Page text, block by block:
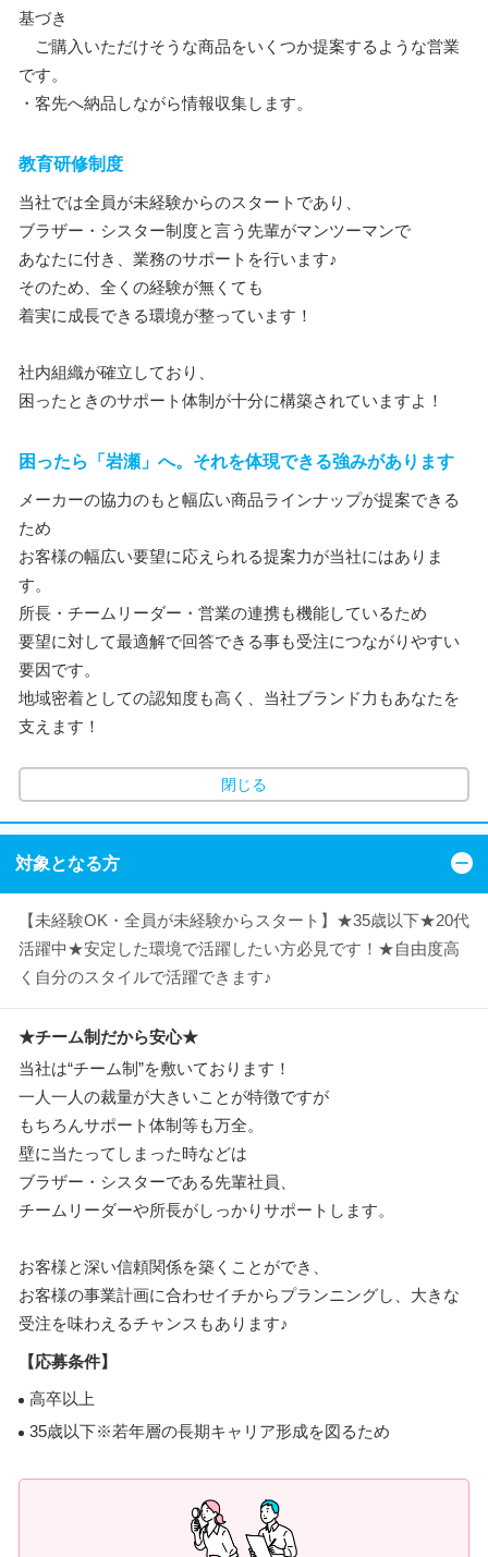
基づき
ご購入いただけそうな商品をいくつか提案するような営業
です。
・客先へ納品しながら情報収集します。
教育研修制度
当社では全員が未経験からのスタートであり、
ブラザー・シスター制度と言う先輩がマンツーマンで
あなたに付き、業務のサポートを行います♪
そのため、全くの経験が無くても
着実に成長できる環境が整っています！
社内組織が確立しており、
困ったときのサポート体制が十分に構築されていますよ！
困ったら「岩瀬」へ。それを体現できる強みがあります
メーカーの協力のもと幅広い商品ラインナップが提案できる
ため
お客様の幅広い要望に応えられる提案力が当社にはありま
す。
所長・チームリーダー・営業の連携も機能しているため
要望に対して最適解で回答できる事も受注につながりやすい
要因です。
地域密着としての認知度も高く、当社ブランド力もあなたを
支えます！
閉じる
対象となる方
【未経験OK・全員が未経験からスタート】★35歳以下★20代
活躍中★安定した環境で活躍したい方必見です！★自由度高
く自分のスタイルで活躍できます♪
★チーム制だから安心★
当社は“チーム制”を敷いております！
一人一人の裁量が大きいことが特徴ですが
もちろんサポート体制等も万全。
壁に当たってしまった時などは
ブラザー・シスターである先輩社員、
チームリーダーや所長がしっかりサポートします。
お客様と深い信頼関係を築くことができ、
お客様の事業計画に合わせイチからプランニングし、大きな
受注を味わえるチャンスもあります♪
【応募条件】
高卒以上
35歳以下※若年層の長期キャリア形成を図るため